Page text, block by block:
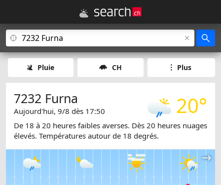
Pluie CH Plus
20°
7232 Furna
Aujourd'hui, 9/8 dès 17:50
De 18 à 20 heures faibles averses. Dès 20 heures nuages
élevés. Températures autour de 18 degrés.